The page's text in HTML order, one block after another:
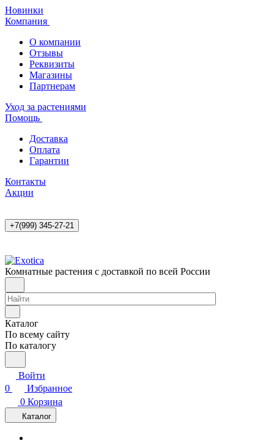
Новинки
Компания
О компании
Отзывы
Реквизиты
Магазины
Партнерам
Уход за растениями
Помощь
Доставка
Оплата
Гарантии
Контакты
Акции
+7(999) 345-27-21
Комнатные растения с доставкой по всей России
Каталог
По всему сайту
По каталогу
Войти
0
Избранное
0 Корзина
Каталог